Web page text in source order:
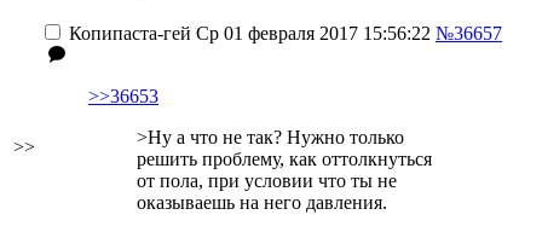
>>
Копипаста-гей Ср 01 февраля 2017 15:56:22 №36657
>>36653
>Ну а что не так? Нужно только
решить проблему, как оттолкнуться
от пола, при условии что ты не
оказываешь на него давления.